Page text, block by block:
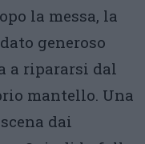
la messa, la
generoso
a ripararsi dal
mantello. Una
dai